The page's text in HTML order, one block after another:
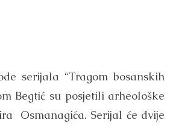
serijala “Tragom bosanskih
Begtić su posjetili arheološke
Osmanagića. Serijal će dvije